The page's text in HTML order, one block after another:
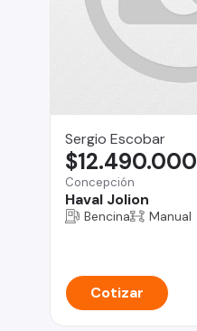
Sergio Escobar
Concepción
Haval Jolion
$12.490.000
Bencina Manual
Cotizar